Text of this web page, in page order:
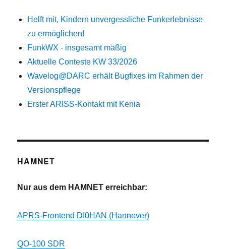
Helft mit, Kindern unvergessliche Funkerlebnisse
zu ermöglichen!
FunkWX - insgesamt mäßig
Aktuelle Conteste KW 33/2026
Wavelog@DARC erhält Bugfixes im Rahmen der
Versionspflege
Erster ARISS-Kontakt mit Kenia
HAMNET
Nur aus dem HAMNET erreichbar:
APRS-Frontend DI0HAN (Hannover)
QO-100 SDR